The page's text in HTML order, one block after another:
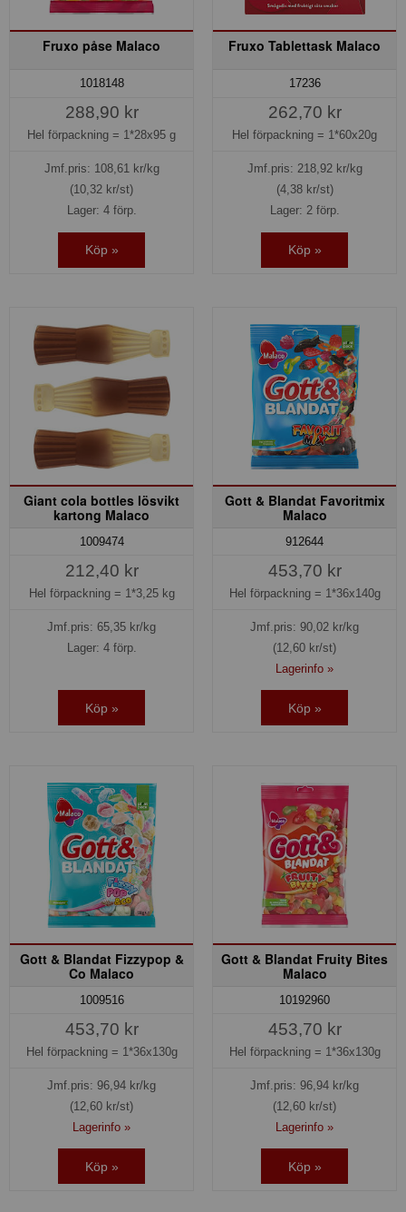
Fruxo påse Malaco
1018148
288,90 kr
Hel förpackning = 1*28x95 g
Jmf.pris: 108,61
kr/kg
(10,32 kr/st)
Lager: 4 förp.
Köp »
Fruxo Tablettask Malaco
17236
262,70 kr
Hel förpackning = 1*60x20g
Jmf.pris: 218,92kr/kg
(4,38 kr/st)
Lager: 2 förp.
Köp »
Giant cola bottles lösvikt
kartong Malaco
1009474
212,40 kr
Hel förpackning = 1*3,25 kg
Jmf.pris: 65,35 kr/kg
Lager: 4 förp.
Köp »
Gott & Blandat Favoritmix
Malaco
912644
453,70 kr
Hel förpackning = 1*36x140g
Jmf.pris: 90,02 kr/kg
(12,60 kr/st)
Lagerinfo »
Köp »
Gott & Blandat Fizzypop &
Co Malaco
1009516
453,70 kr
Hel förpackning = 1*36x130g
Jmf.pris: 96,94 kr/kg
(12,60 kr/st)
Lagerinfo »
Köp »
Gott & Blandat Fruity Bites
Malaco
10192960
453,70 kr
Hel förpackning = 1*36x130g
Jmf.pris: 96,94 kr/kg
(12,60 kr/st)
Lagerinfo »
Köp »